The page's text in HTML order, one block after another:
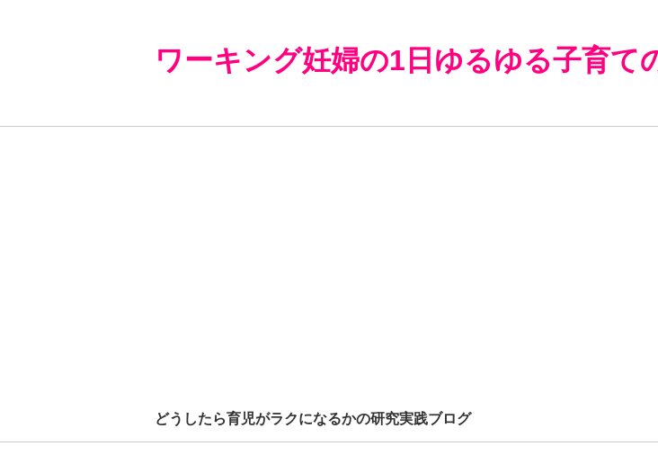
ワーキング妊婦の1日ゆるゆる子育て
どうしたら育児がラクになるかの研究実践ブログ